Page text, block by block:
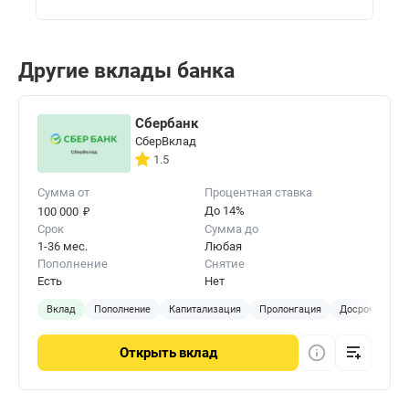
Другие вклады банка
Сбербанк
СберВклад
1.5
Сумма от
100 000 ₽
Процентная ставка
До 14%
Срок
1-36 мес.
Сумма до
Любая
Пополнение
Есть
Снятие
Нет
Вклад Пополнение Капитализация Пролонгация Досрочное
Открыть вклад